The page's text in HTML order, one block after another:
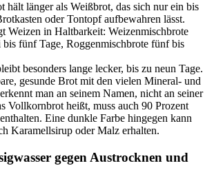
hält länger als Weißbrot, das sich nur ein bis
oder Tontopf aufbewahren lässt.
Weizen in Haltbarkeit: Weizenmischbrote
bis fünf Tage, Roggenmischbrote fünf bis
besonders lange lecker, bis zu neun Tage.
gesunde Brot mit den vielen Mineral- und
man an seinem Namen, nicht an seiner
Vollkornbrot heißt, muss auch 90 Prozent
Eine dunkle Farbe hingegen kann
Karamellsirup oder Malz erhalten.
gegen Austrocknen und